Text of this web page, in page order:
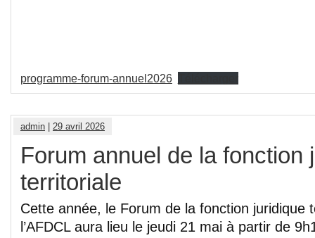
programme-forum-annuel2026
admin 29 avril 2026
Forum annuel de la fonction
territoriale
Cette année, le Forum de la fonction juridique
l’AFDCL aura lieu le jeudi 21 mai à partir de